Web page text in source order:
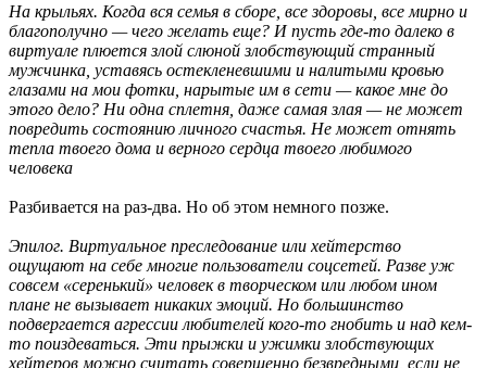
На крыльях. Когда вся семья в сборе, все здоровы, все мирно и
благополучно — чего желать еще? И пусть где-то далеко в
виртуале плюется злой слюной злобствующий странный
мужчинка, уставясь остекленевшими и налитыми кровью
глазами на мои фотки, нарытые им в сети — какое мне до
этого дело? Ни одна сплетня, даже самая злая — не может
повредить состоянию личного счастья. Не может отнять
тепла твоего дома и верного сердца твоего любимого
человека
Разбивается на раз-два. Но об этом немного позже.
Эпилог. Виртуальное преследование или хейтерство
ощущают на себе многие пользователи соцсетей. Разве уж
совсем «серенький» человек в творческом или любом ином
плане не вызывает никаких эмоций. Но большинство
подвергается агрессии любителей кого-то гнобить и над кем-
то поиздеваться. Эти прыжки и ужимки злобствующих
хейтеров можно считать совершенно безвредными, если не